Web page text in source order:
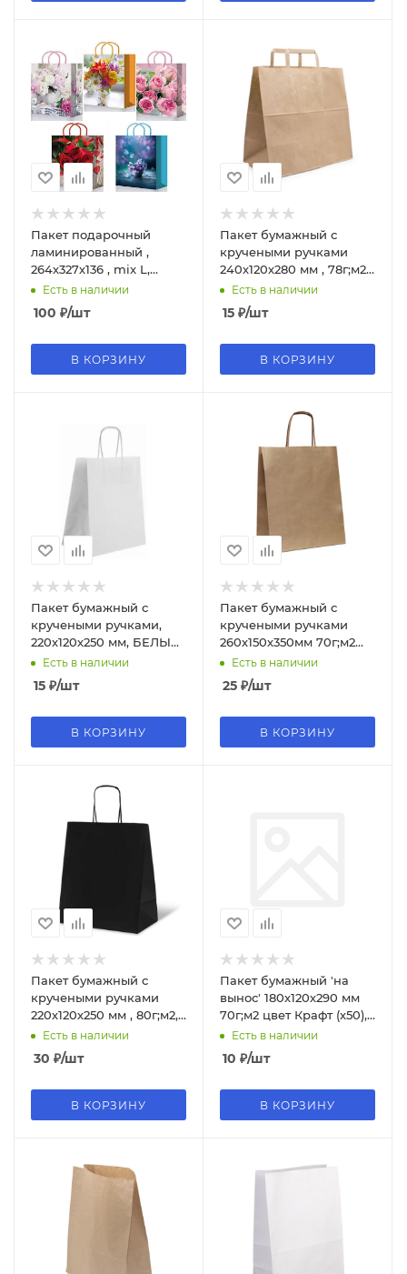
Пакет подарочный
ламинированный ,
264х327х136 , mix L,
L398;316;303;380;310;331;385;347;316;354;307
Есть в наличии
100 ₽/шт
В КОРЗИНУ
Пакет бумажный с
кручеными ручками
240х120х280 мм , 78г;м2,
цвет крафт, БУМ59970
Есть в наличии
15 ₽/шт
В КОРЗИНУ
Пакет бумажный с
кручеными ручками,
220х120х250 мм, БЕЛЫЙ,
БУМ60952
Есть в наличии
15 ₽/шт
В КОРЗИНУ
Пакет бумажный с
кручеными ручками
260х150х350мм 70г;м2
цвет Крафт (х350)
БУМ50355
Есть в наличии
25 ₽/шт
В КОРЗИНУ
Пакет бумажный с
кручеными ручками
220х120х250 мм , 80г;м2,
цвет черный, БУМ60945
Есть в наличии
30 ₽/шт
В КОРЗИНУ
Пакет бумажный 'на
вынос' 180х120х290 мм
70г;м2 цвет Крафт (х50),
БУМ45286
Есть в наличии
10 ₽/шт
В КОРЗИНУ